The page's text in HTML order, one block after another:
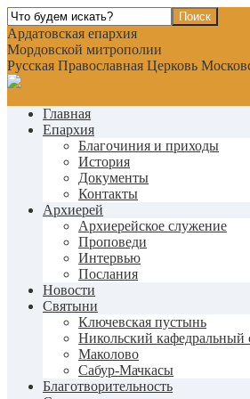
Ардатовская епархия
Мордовской митрополии
Русская Православная Церковь
Главная
Епархия
Благочиния и приходы
История
Документы
Контакты
Архиерей
Архиерейское служение
Проповеди
Интервью
Послания
Новости
Святыни
Ключевская пустынь
Никольский кафедральный
Маколово
Сабур-Мачкасы
Благотворительность